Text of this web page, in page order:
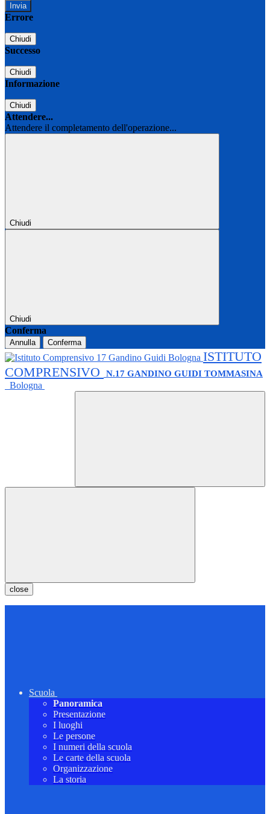
Errore
Chiudi
Successo
Chiudi
Informazione
Chiudi
Attendere...
Attendere il completamento dell'operazione...
Chiudi
Chiudi
Conferma
Annulla Conferma
ISTITUTO
COMPRENSIVO
N.17 GANDINO GUIDI TOMMASINA
Bologna
close
Scuola
Panoramica
Presentazione
I luoghi
Le persone
I numeri della scuola
Le carte della scuola
Organizzazione
La storia